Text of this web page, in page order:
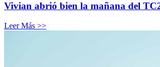
Vivian abrió bien la mañana del
Leer Más >>